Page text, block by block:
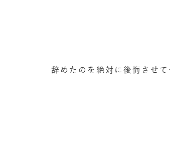
辞めたのを絶対に後悔させて